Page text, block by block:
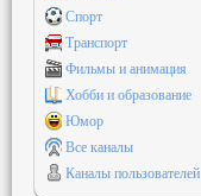
Спорт
Транспорт
Фильмы и анимация
Хобби и образование
Юмор
Все каналы
Каналы пользователей